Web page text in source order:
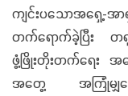
ကျင်းပသောအရှေ့-အ
တက်ရောက်ခဲ့ပြီး
ဖွံ့ဖြိုးတိုးတက်ရေး အခ
အတွေ့ အကြုံမျှဝေဖ